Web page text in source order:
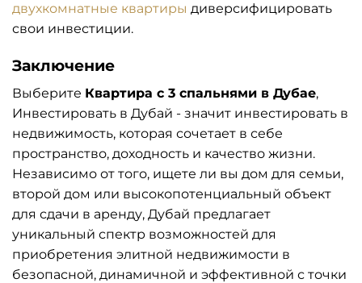
двухкомнатные квартиры диверсифицировать
свои инвестиции.
Заключение
Выберите Квартира с 3 спальнями в Дубае,
Инвестировать в Дубай - значит инвестировать в
недвижимость, которая сочетает в себе
пространство, доходность и качество жизни.
Независимо от того, ищете ли вы дом для семьи,
второй дом или высокопотенциальный объект
для сдачи в аренду, Дубай предлагает
уникальный спектр возможностей для
приобретения элитной недвижимости в
безопасной, динамичной и эффективной с точки